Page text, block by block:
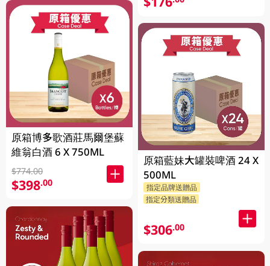
原箱博多歌酒莊馬爾堡蘇
維翁白酒 6 X 750ML
$774.00
$398.00
原箱藍妹大罐裝啤酒 24 X
500ML
指定品牌送贈品
指定分類送贈品
$306.00